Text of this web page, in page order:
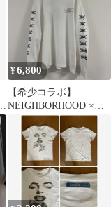
¥6,800
【希少コラボ】
NEIGHBORHOOD ×
BURTON 長袖Tシャツ
L 白